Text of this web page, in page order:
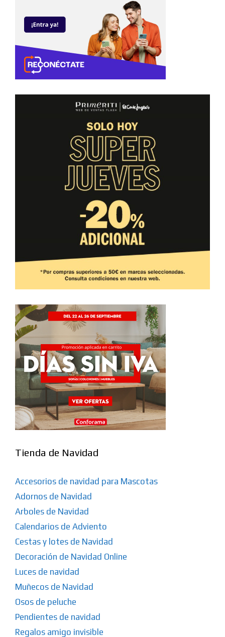
Tienda de Navidad
Accesorios de navidad para Mascotas
Adornos de Navidad
Arboles de Navidad
Calendarios de Adviento
Cestas y lotes de Navidad
Decoración de Navidad Online
Luces de navidad
Muñecos de Navidad
Osos de peluche
Pendientes de navidad
Regalos amigo invisible